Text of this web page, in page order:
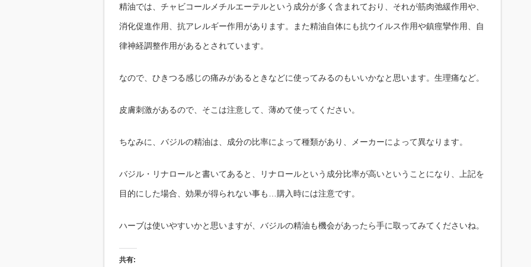
精油では、チャビコールメチルエーテルという成分が多く含まれており、それが筋肉弛緩作用や、
消化促進作用、抗アレルギー作用があります。また精油自体にも抗ウイルス作用や鎮痙攣作用、自
律神経調整作用があるとされています。
なので、ひきつる感じの痛みがあるときなどに使ってみるのもいいかなと思います。生理痛など。
皮膚刺激があるので、そこは注意して、薄めて使ってください。
ちなみに、バジルの精油は、成分の比率によって種類があり、メーカーによって異なります。
バジル・リナロールと書いてあると、リナロールという成分比率が高いということになり、上記を
目的にした場合、効果が得られない事も…購入時には注意です。
ハーブは使いやすいかと思いますが、バジルの精油も機会があったら手に取ってみてくださいね。
共有: